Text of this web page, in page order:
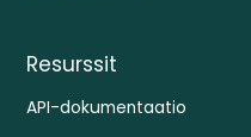
Resurssit
API-dokumentaatio